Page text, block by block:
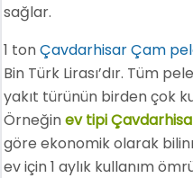
sağlar.
1 tonÇavdarhisar Çam
Bin Türk Lirası’dır. Tüm
yakıt türünün birden çok
Örneğinev tipi
göre ekonomik olarak
ev için 1 aylık kullanım